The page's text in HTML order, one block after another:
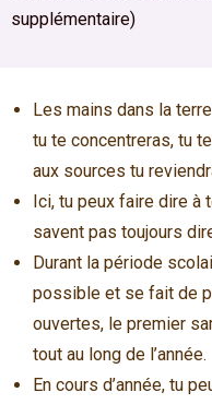
supplémentaire)
Les mains dans la
tu te concentreras, tu
aux sources tu
Ici, tu peux faire dire à
savent pas toujours
Durant la période
possible et se fait de
ouvertes, le premier
tout au long de l’année.
En cours d’année, tu